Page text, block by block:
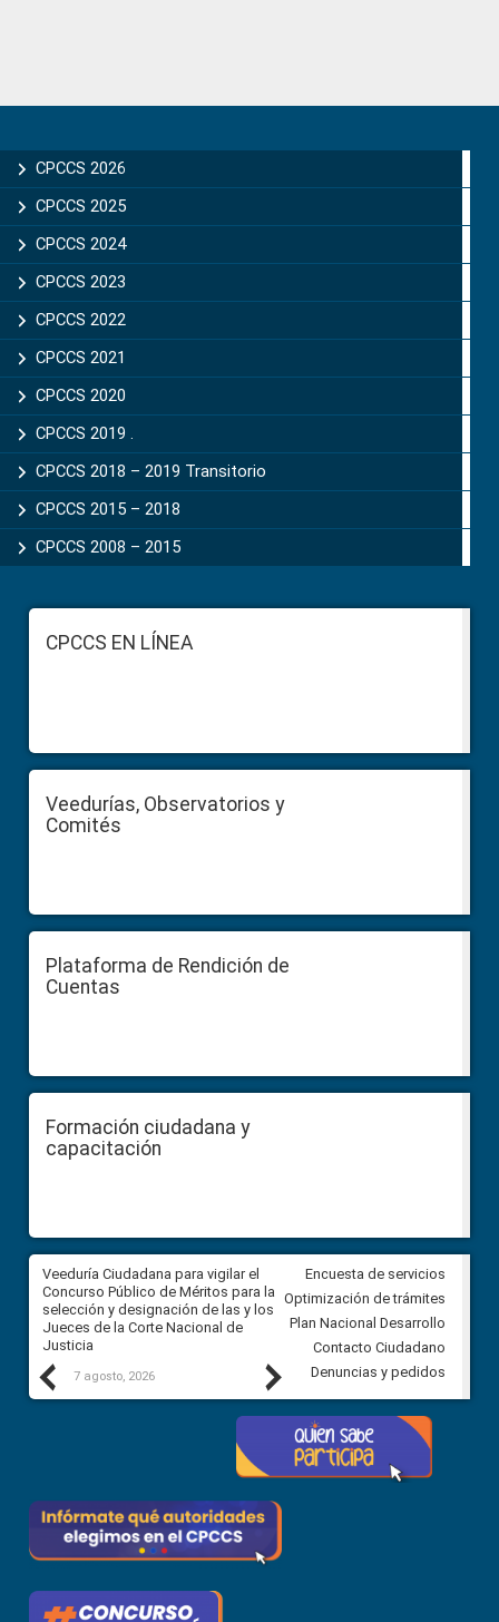
Sidebar
CPCCS 2026
CPCCS 2025
CPCCS 2024
CPCCS 2023
CPCCS 2022
CPCCS 2021
CPCCS 2020
CPCCS 2019 .
CPCCS 2018 – 2019 Transitorio
CPCCS 2015 – 2018
CPCCS 2008 – 2015
FooterCPCCS EN LÍNEA
Veedurías, Observatorios y
Comités
Plataforma de Rendición de
Cuentas
Formación ciudadana y
capacitación
Previous
Veeduría Ciudadana para vigilar el
Concurso Público de Méritos para la
selección y designación de las y los
Jueces de la Corte Nacional de
Justicia
7 agosto, 2026
Veeduría para realizar el
seguimiento de la gestión
Autónomo Descentralizado
parroquial rural de Calacalí
6 agosto, 2026
Next
Encuesta de servicios
Optimización de trámites
Plan Nacional Desarrollo
Contacto Ciudadano
Denuncias y pedidos